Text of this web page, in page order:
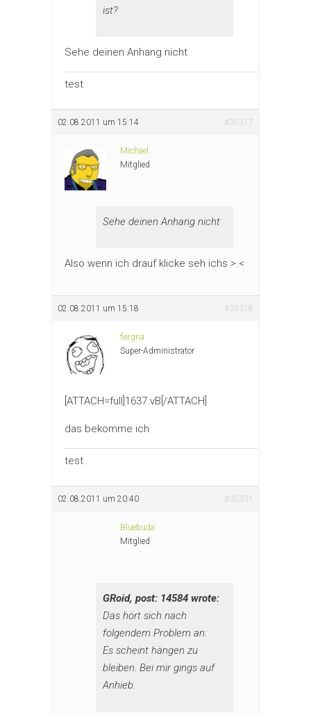
ist?
Sehe deinen Anhang nicht
test
02.08.2011 um 15:14 #35317
Michael
Mitglied
Sehe deinen Anhang nicht
Also wenn ich drauf klicke seh ichs >.<
02.08.2011 um 15:18 #35318
fiergna
Super-Administrator
[ATTACH=full]1637.vB[/ATTACH]
das bekomme ich
test
02.08.2011 um 20:40 #35331
Bluebuda
Mitglied
GRoid, post: 14584 wrote:
Das hört sich nach
folgendem Problem an:
Es scheint hängen zu
bleiben. Bei mir gings auf
Anhieb.